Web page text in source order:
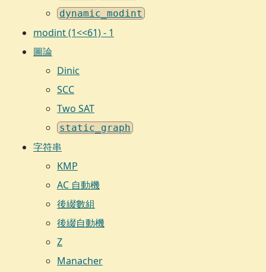
dynamic_modint
modint (1<<61) - 1
圖論
Dinic
SCC
Two SAT
static_graph
字符串
KMP
AC 自動機
後綴數組
後綴自動機
Z
Manacher